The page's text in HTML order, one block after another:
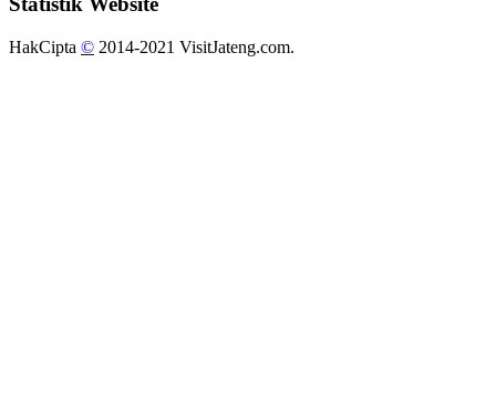
HakCipta © 2014-2021 VisitJateng.com.